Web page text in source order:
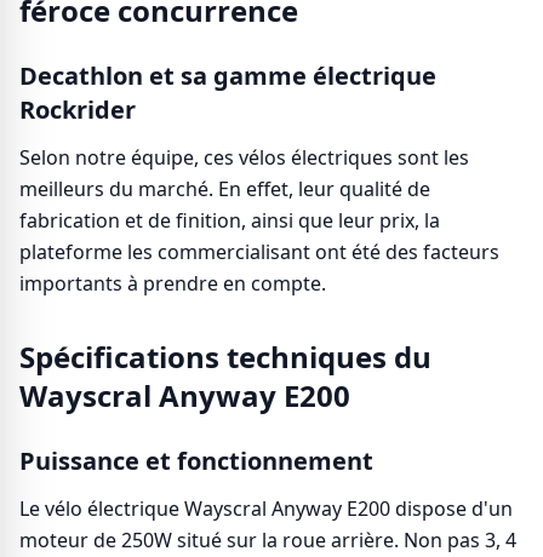
féroce concurrence
Decathlon et sa gamme électrique
Rockrider
Selon notre équipe, ces vélos électriques sont les
meilleurs du marché. En effet, leur qualité de
fabrication et de finition, ainsi que leur prix, la
plateforme les commercialisant ont été des facteurs
importants à prendre en compte.
Spécifications techniques du
Wayscral Anyway E200
Puissance et fonctionnement
Le vélo électrique Wayscral Anyway E200 dispose d'un
moteur de 250W situé sur la roue arrière. Non pas 3, 4